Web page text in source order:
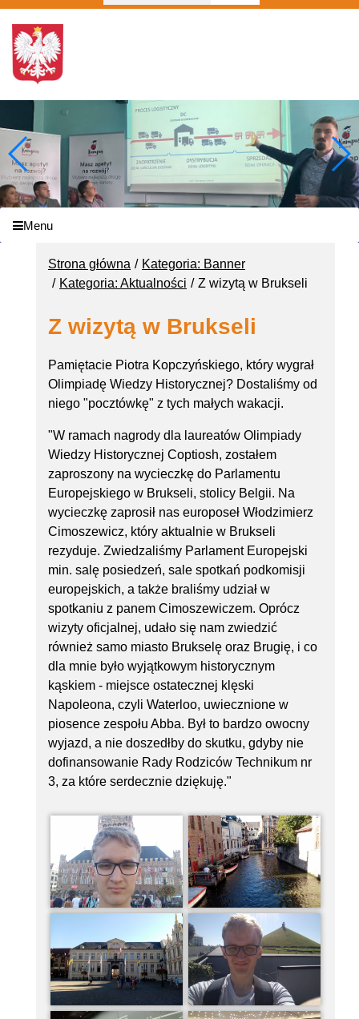
Menu
Strona główna
Kategoria: Banner
Kategoria: Aktualności
Z wizytą w Brukseli
Z wizytą w Brukseli
Pamiętacie Piotra Kopczyńskiego, który wygrał
Olimpiadę Wiedzy Historycznej? Dostaliśmy od
niego "pocztówkę" z tych małych wakacji.
"W ramach nagrody dla laureatów Olimpiady
Wiedzy Historycznej Coptiosh, zostałem
zaproszony na wycieczkę do Parlamentu
Europejskiego w Brukseli, stolicy Belgii. Na
wycieczkę zaprosił nas europoseł Włodzimierz
Cimoszewicz, który aktualnie w Brukseli
rezyduje. Zwiedzaliśmy Parlament Europejski
min. salę posiedzeń, sale spotkań podkomisji
europejskich, a także braliśmy udział w
spotkaniu z panem Cimoszewiczem. Oprócz
wizyty oficjalnej, udało się nam zwiedzić
również samo miasto Brukselę oraz Brugię, i co
dla mnie było wyjątkowym historycznym
kąskiem - miejsce ostatecznej klęski
Napoleona, czyli Waterloo, uwiecznione w
piosence zespołu Abba. Był to bardzo owocny
wyjazd, a nie doszedłby do skutku, gdyby nie
dofinansowanie Rady Rodziców Technikum nr
3, za które serdecznie dziękuję."